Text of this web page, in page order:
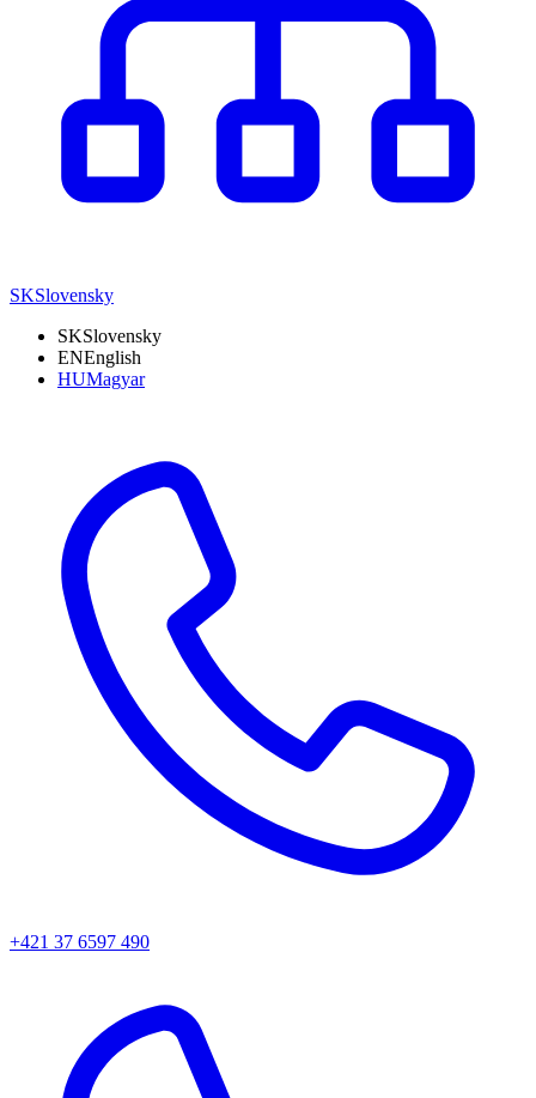
SKSlovensky
SKSlovensky
ENEnglish
HUMagyar
+421 37 6597 490